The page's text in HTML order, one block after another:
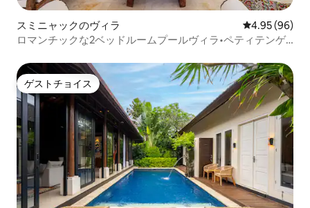
スミニャックのヴィラ レビュー96
4.95 (96)
ロマンチックな2ベッドルームプールヴィラ•ペティテンゲ
ゲストチョイス
ゲストチョイス